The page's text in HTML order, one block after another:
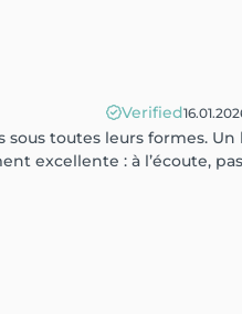
Verified
toutes leurs formes.
excellente : à l’écoute,